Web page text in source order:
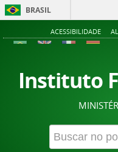
BRASIL
ACESSIBILIDADE
Instituto